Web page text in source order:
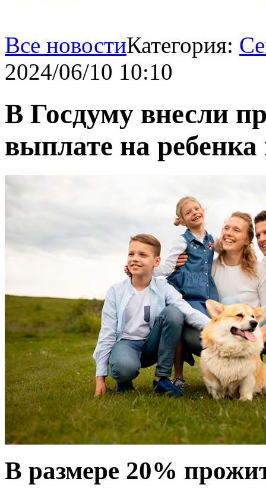
Все новостиКатегория:
2024/06/10 10:10
В Госдуму внесли
выплате на
В размере 20%